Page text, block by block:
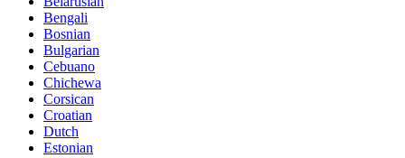
Bengali
Bosnian
Bulgarian
Cebuano
Chichewa
Corsican
Croatian
Dutch
Estonian